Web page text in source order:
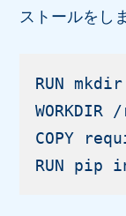
ストールをし
RUN
COPY